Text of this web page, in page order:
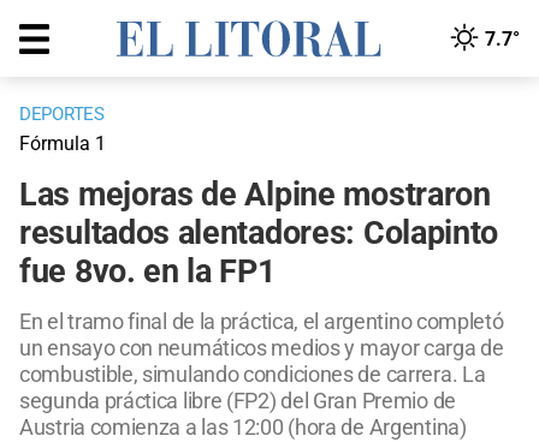
7.7°
DEPORTES
Fórmula 1
Las mejoras de Alpine mostraron
resultados alentadores: Colapinto
fue 8vo. en la FP1
En el tramo final de la práctica, el argentino completó
un ensayo con neumáticos medios y mayor carga de
combustible, simulando condiciones de carrera. La
segunda práctica libre (FP2) del Gran Premio de
Austria comienza a las 12:00 (hora de Argentina)